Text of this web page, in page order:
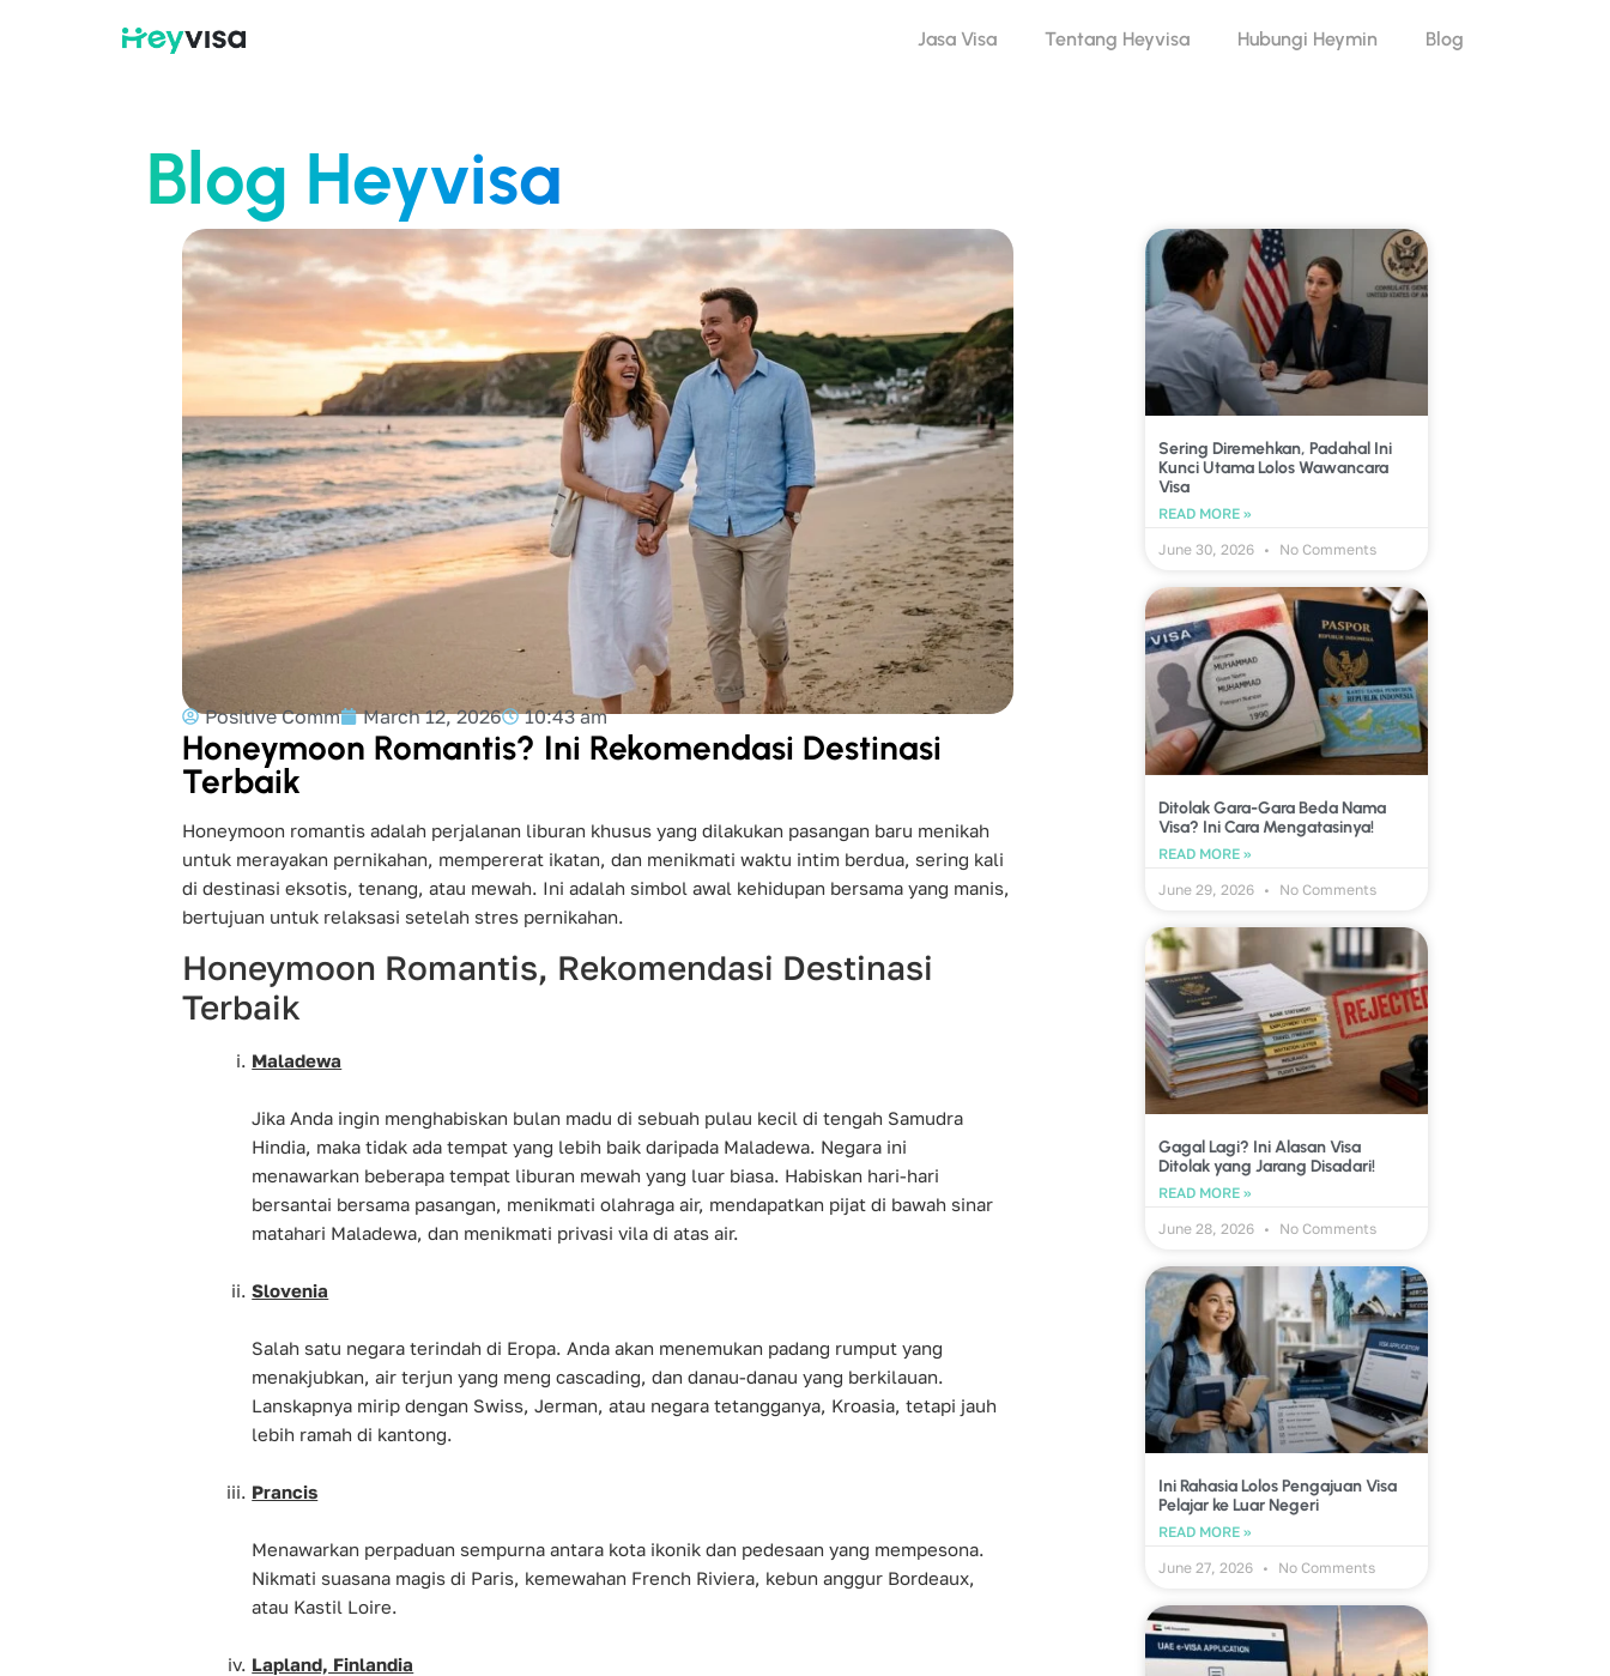
Jasa Visa Tentang Heyvisa Hubungi Heymin Blog
Blog Heyvisa
Positive Comm March 12, 2026 10:43 am
Honeymoon Romantis? Ini Rekomendasi Destinasi
Terbaik
Honeymoon romantis adalah perjalanan liburan khusus yang dilakukan pasangan baru menikah
untuk merayakan pernikahan, mempererat ikatan, dan menikmati waktu intim berdua, sering kali
di destinasi eksotis, tenang, atau mewah. Ini adalah simbol awal kehidupan bersama yang manis,
bertujuan untuk relaksasi setelah stres pernikahan.
Honeymoon Romantis, Rekomendasi Destinasi
Terbaik
Maladewa
Jika Anda ingin menghabiskan bulan madu di sebuah pulau kecil di tengah Samudra
Hindia, maka tidak ada tempat yang lebih baik daripada Maladewa. Negara ini
menawarkan beberapa tempat liburan mewah yang luar biasa. Habiskan hari-hari
bersantai bersama pasangan, menikmati olahraga air, mendapatkan pijat di bawah sinar
matahari Maladewa, dan menikmati privasi vila di atas air.
Slovenia
Salah satu negara terindah di Eropa. Anda akan menemukan padang rumput yang
menakjubkan, air terjun yang meng cascading, dan danau-danau yang berkilauan.
Lanskapnya mirip dengan Swiss, Jerman, atau negara tetangganya, Kroasia, tetapi jauh
lebih ramah di kantong.
Prancis
Menawarkan perpaduan sempurna antara kota ikonik dan pedesaan yang mempesona.
Nikmati suasana magis di Paris, kemewahan French Riviera, kebun anggur Bordeaux,
atau Kastil Loire.
Lapland, Finlandia
Sering Diremehkan, Padahal Ini
Kunci Utama Lolos Wawancara
Visa
READ MORE »
June 30, 2026
No Comments
Ditolak Gara-Gara Beda Nama
Visa? Ini Cara Mengatasinya!
READ MORE »
June 29, 2026
No Comments
Gagal Lagi? Ini Alasan Visa
Ditolak yang Jarang Disadari!
READ MORE »
June 28, 2026
No Comments
Ini Rahasia Lolos Pengajuan Visa
Pelajar ke Luar Negeri
READ MORE »
June 27, 2026
No Comments